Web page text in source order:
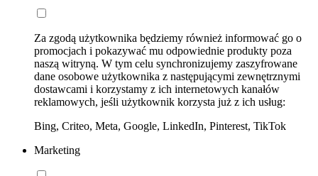
Za zgodą użytkownika będziemy również informować go o
promocjach i pokazywać mu odpowiednie produkty poza
naszą witryną. W tym celu synchronizujemy zaszyfrowane
dane osobowe użytkownika z następującymi zewnętrznymi
dostawcami i korzystamy z ich internetowych kanałów
reklamowych, jeśli użytkownik korzysta już z ich usług:
Bing, Criteo, Meta, Google, LinkedIn, Pinterest, TikTok
Marketing